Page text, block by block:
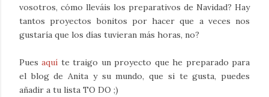
vosotros, cómo lleváis los preparativos de Navidad? Hay
tantos proyectos bonitos por hacer que a veces nos
gustaría que los días tuvieran más horas, no?
Puesaquí te traigo un proyecto que he preparado para
el blog de Anita y su mundo, que si te gusta, puedes
añadir a tu lista TO DO ;)